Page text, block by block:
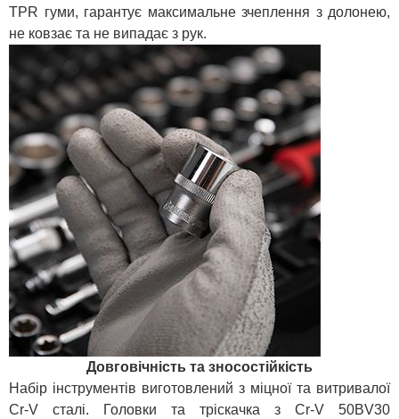
TPR гуми, гарантує максимальне зчеплення з долонею,
не ковзає та не випадає з рук.
Довговічність та зносостійкість
Набір інструментів виготовлений з міцної та витривалої
Cr-V сталі. Головки та тріскачка з Cr-V 50BV30